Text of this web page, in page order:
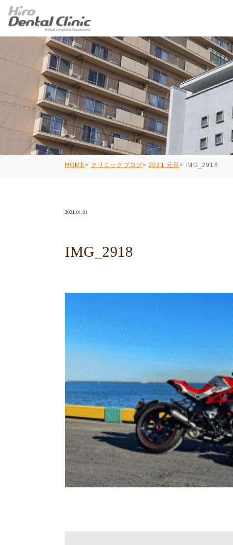
HOME クリニックブログ 2021 元旦 IMG_2918
2021.01.01
IMG_2918